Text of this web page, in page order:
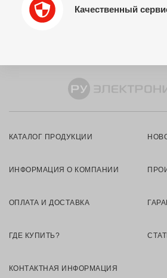
Качественный
КАТАЛОГ ПРОДУКЦИИ
ИНФОРМАЦИЯ О КОМПАНИИ
ОПЛАТА И ДОСТАВКА
ГДЕ КУПИТЬ?
КОНТАКТНАЯ ИНФОРМАЦИЯ